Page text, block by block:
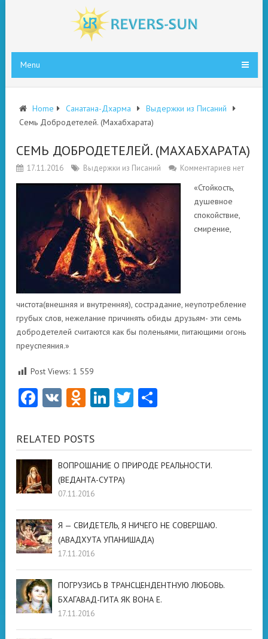
Menu
Home Санатана-Дхарма
Выдержки из Писаний
Семь Добродетелей. (Махабхарата)
СЕМЬ ДОБРОДЕТЕЛЕЙ. (МАХАБХАРАТА)
17.11.2016 Выдержки из Писаний Комментариев нет
«Стойкость,
душевное
спокойствие,
смирение,
чистота(внешняя и внутренняя), сострадание, неупотребление
грубых слов, нежелание причинять обиды друзьям- эти семь
добродетелей считаются как бы поленьями, питающими огонь
преуспеяния.»
Post Views: 1 559
Facebook
VK Odnoklassniki
LinkedIn
Twitter
RELATED POSTS
ВОПРОШАНИЕ О ПРИРОДЕ РЕАЛЬНОСТИ.
(ВЕДАНТА-СУТРА)
07.11.2016
Я — СВИДЕТЕЛЬ, Я НИЧЕГО НЕ СОВЕРШАЮ.
(АВАДХУТА УПАНИШАДА)
17.11.2016
ПОГРУЗИСЬ В ТРАНСЦЕНДЕНТНУЮ ЛЮБОВЬ.
БХАГАВАД-ГИТА ЯК ВОНА Е.
17.11.2016